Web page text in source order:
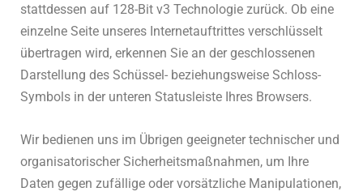
stattdessen auf 128-Bit v3 Technologie zurück. Ob eine
einzelne Seite unseres Internetauftrittes verschlüsselt
übertragen wird, erkennen Sie an der geschlossenen
Darstellung des Schüssel- beziehungsweise Schloss-
Symbols in der unteren Statusleiste Ihres Browsers.
Wir bedienen uns im Übrigen geeigneter technischer und
organisatorischer Sicherheitsmaßnahmen, um Ihre
Daten gegen zufällige oder vorsätzliche Manipulationen,